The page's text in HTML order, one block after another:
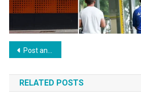
Navegação
de
Post
Post anterior
RELATED POSTS